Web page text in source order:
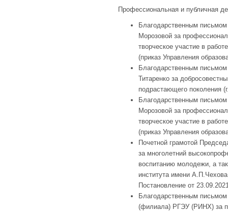
Профессиональная и публичная
Благодарственным письмом
Морозовой за
творческое участие в
(приказ Управления
Благодарственным
Титаренко за
подрастающего поколения
Благодарственным письмом
Морозовой за
творческое участие в
(приказ Управления
Почетной грамотой
за многолетний
воспитанию молодежи, а
института имени
Постановление от
Благодарственным
(филиала) РГЭУ (РИНХ) за